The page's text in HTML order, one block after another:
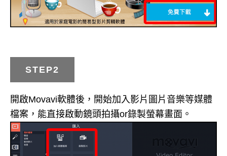
STEP2
開啟Movavi軟體後，開始加入影片圖片音樂等媒體
檔案，能直接啟動鏡頭拍攝or錄製螢幕畫面。